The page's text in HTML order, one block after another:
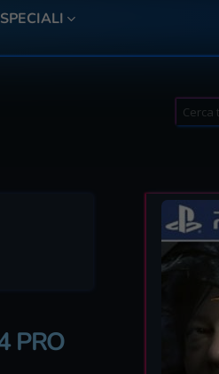
SPECIALI
Search
for:
PRO